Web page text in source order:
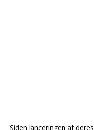
Siden lanceringen af